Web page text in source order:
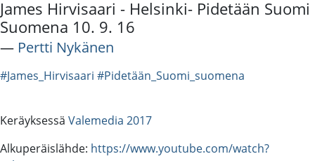
James Hirvisaari - Helsinki- Pidetään Suomi
Suomena 10. 9. 16
― Pertti Nykänen
#James_Hirvisaari #Pidetään_Suomi_suomena
Keräyksessä Valemedia 2017
Alkuperäislähde: https://www.youtube.com/watch?